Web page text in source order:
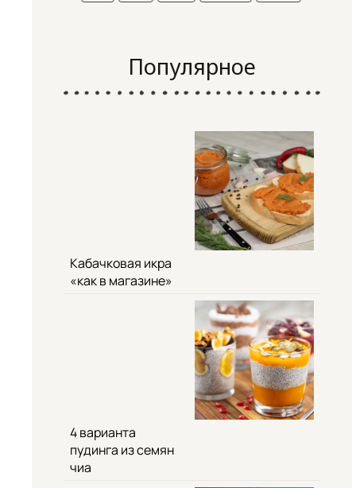
Популярное
Кабачковая икра
«как в магазине»
4 варианта
пудинга из семян
чиа